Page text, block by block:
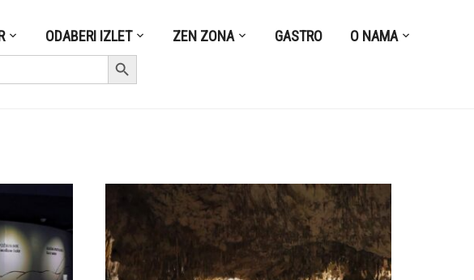
ODABERI IZLET ZEN ZONA GASTRO O NAMA
Search Button